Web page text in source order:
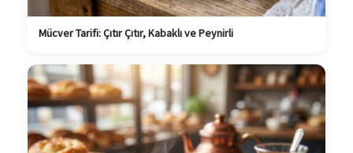
Mücver Tarifi: Çıtır Çıtır, Kabaklı ve Peynirli